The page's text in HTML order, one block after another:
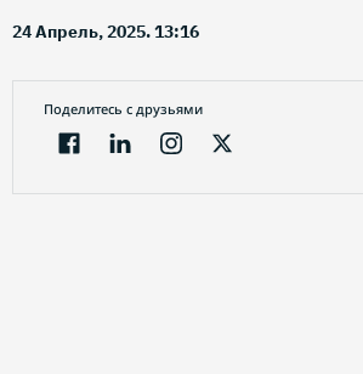
24 Апрель, 2025. 13:16
Поделитесь с друзьями